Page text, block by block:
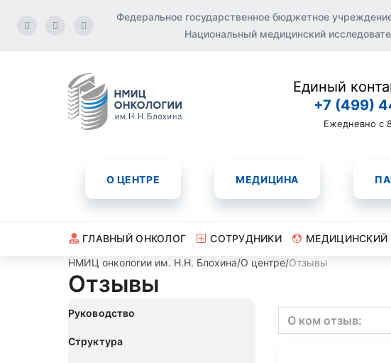
Федеральное государственное бюджетное
Национальный медицинский
Единый
+7 (499)
Ежедневно с
О ЦЕНТРЕ МЕДИЦИНА
ГЛАВНЫЙ ОНКОЛОГ СОТРУДНИКИ МЕДИЦИНСКИЙ
НМИЦ онкологии им. Н.Н. Блохина/О центре/Отзывы
Отзывы
Руководство
Структура
О ком отзыв: